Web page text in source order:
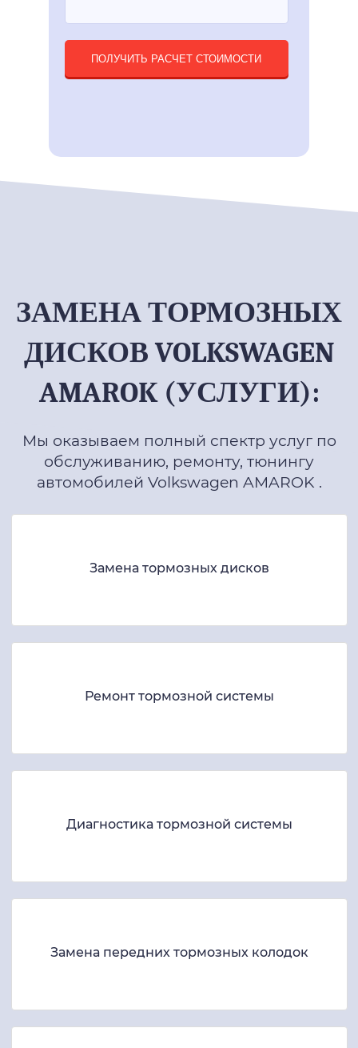
ПОЛУЧИТЬ РАСЧЕТ СТОИМОСТИ
ЗАМЕНА ТОРМОЗНЫХ
ДИСКОВ VOLKSWAGEN
AMAROK (УСЛУГИ):
Мы оказываем полный спектр услуг по
обслуживанию, ремонту, тюнингу
автомобилей Volkswagen AMAROK .
Замена тормозных дисков
Ремонт тормозной системы
Диагностика тормозной системы
Замена передних тормозных колодок